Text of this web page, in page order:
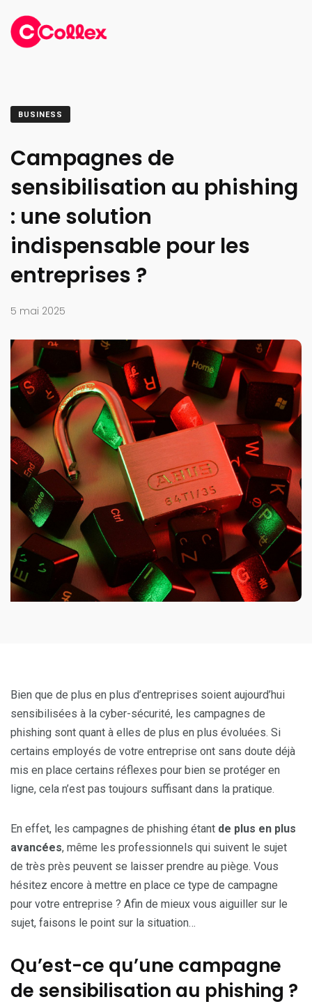
BUSINESS
Campagnes de
sensibilisation au phishing
: une solution
indispensable pour les
entreprises ?
5 mai 2025
Bien que de plus en plus d’entreprises soient aujourd’hui
sensibilisées à la cyber-sécurité, les campagnes de
phishing sont quant à elles de plus en plus évoluées. Si
certains employés de votre entreprise ont sans doute déjà
mis en place certains réflexes pour bien se protéger en
ligne, cela n’est pas toujours suffisant dans la pratique.
En effet, les campagnes de phishing étant de plus en plus
avancées, même les professionnels qui suivent le sujet
de très près peuvent se laisser prendre au piège. Vous
hésitez encore à mettre en place ce type de campagne
pour votre entreprise ? Afin de mieux vous aiguiller sur le
sujet, faisons le point sur la situation…
Qu’est-ce qu’une campagne
de sensibilisation au phishing ?